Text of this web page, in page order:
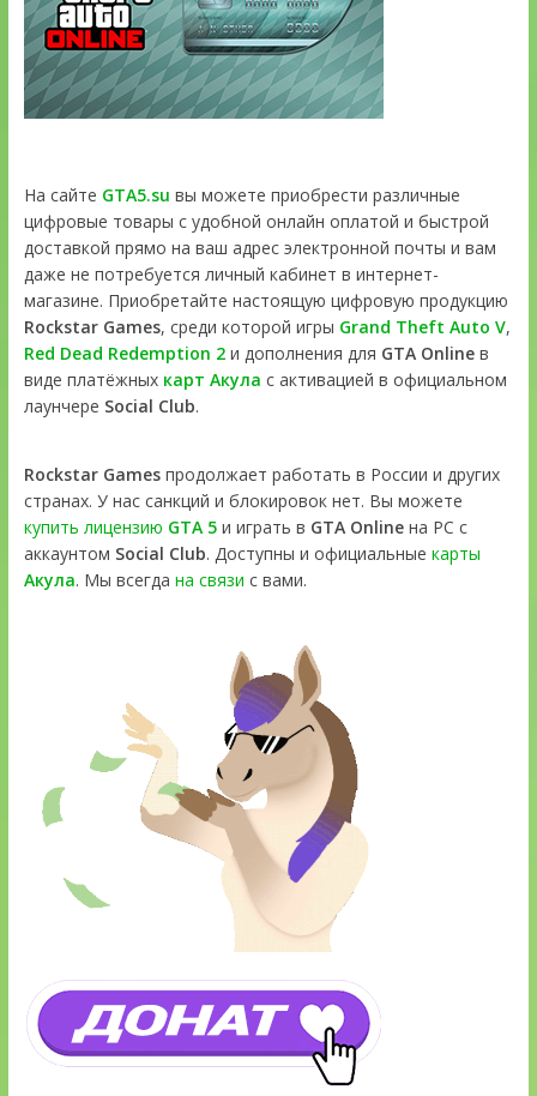
На сайте GTA5.su вы можете приобрести различные
цифровые товары с удобной онлайн оплатой и быстрой
доставкой прямо на ваш адрес электронной почты и вам
даже не потребуется личный кабинет в интернет-
магазине. Приобретайте настоящую цифровую продукцию
Rockstar Games, среди которой игры Grand Theft Auto V,
Red Dead Redemption 2и дополнения для GTA Onlineв
виде платёжных карт Акула с активацией в официальном
лаунчере Social Club.
Rockstar Gamesпродолжает работать в России и других
странах. У нас санкций и блокировок нет. Вы можете
купить лицензию GTA 5и играть в GTA Onlineна PC с
аккаунтом Social Club. Доступны и официальные карты
Акула. Мы всегда на связи с вами.